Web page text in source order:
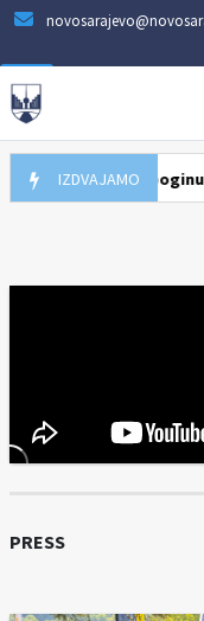
IZDVAJAMO
i poginulim borcima
PRESS